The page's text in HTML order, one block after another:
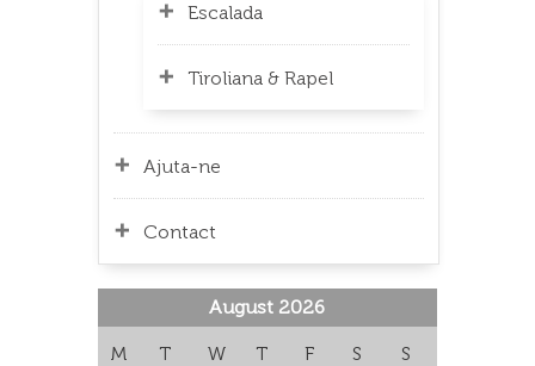
Escalada
Tiroliana & Rapel
Ajuta-ne
Contact
August 2026
M T W T F S S